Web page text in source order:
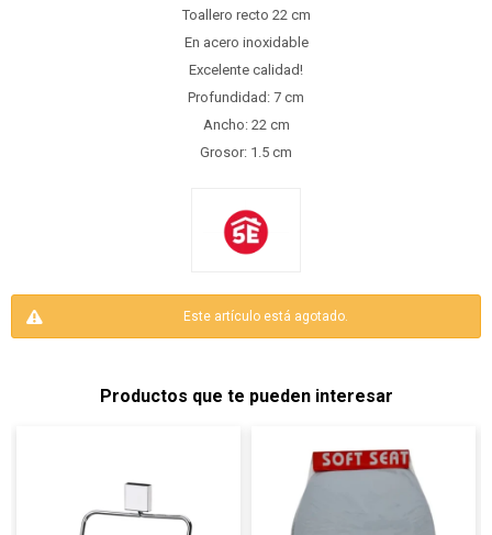
Toallero recto 22 cm
En acero inoxidable
Excelente calidad!
Profundidad: 7 cm
Ancho: 22 cm
Grosor: 1.5 cm
Este artículo está agotado.
Productos que te pueden interesar